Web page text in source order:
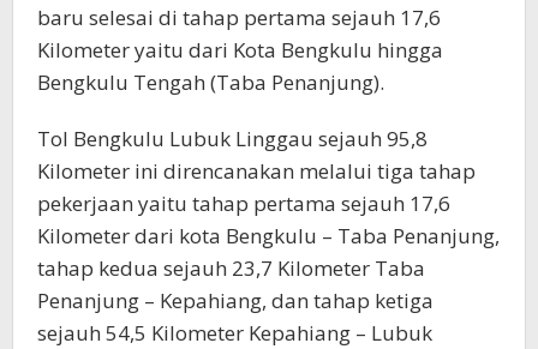
baru selesai di tahap pertama sejauh 17,6
Kilometer yaitu dari Kota Bengkulu hingga
Bengkulu Tengah (Taba Penanjung).
Tol Bengkulu Lubuk Linggau sejauh 95,8
Kilometer ini direncanakan melalui tiga tahap
pekerjaan yaitu tahap pertama sejauh 17,6
Kilometer dari kota Bengkulu – Taba Penanjung,
tahap kedua sejauh 23,7 Kilometer Taba
Penanjung – Kepahiang, dan tahap ketiga
sejauh 54,5 Kilometer Kepahiang – Lubuk